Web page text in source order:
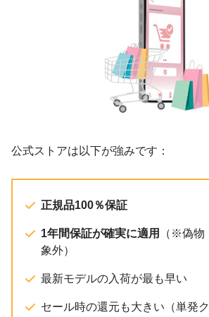
公式ストアは以下が強みです：
正規品100％保証
1年間保証が確実に適用
（※偽物
象外）
最新モデルの入荷が最も早い
セール時の還元も大きい（単発